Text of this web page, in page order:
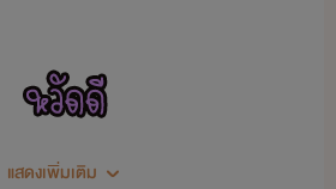
ขอแนะนำตัวหน่อยนะค่ะ 555
แสดงเพิ่มเติม